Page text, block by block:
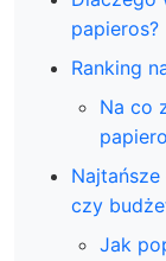
papieros?
Ranking
Na co
czy
Jak